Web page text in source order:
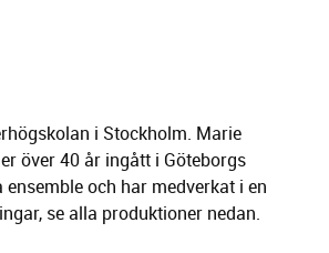
i Stockholm. Marie
över 40 år ingått i Göteborgs
och har medverkat i en
se alla produktioner nedan.